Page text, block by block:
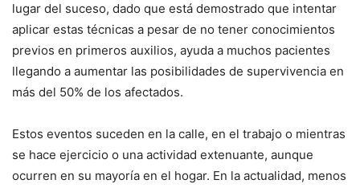
lugar del suceso, dado que está demostrado que intentar
aplicar estas técnicas a pesar de no tener conocimientos
previos en primeros auxilios, ayuda a muchos pacientes
llegando a aumentar las posibilidades de supervivencia en
más del 50% de los afectados.
Estos eventos suceden en la calle, en el trabajo o mientras
se hace ejercicio o una actividad extenuante, aunque
ocurren en su mayoría en el hogar. En la actualidad, menos